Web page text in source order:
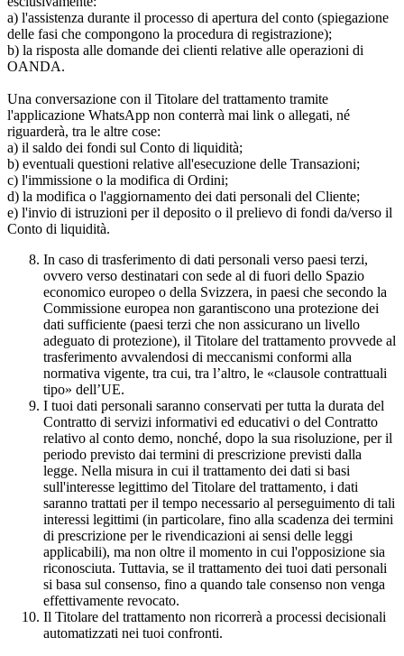
a) l'assistenza durante il processo di apertura del conto (spiegazione
delle fasi che compongono la procedura di registrazione);
b) la risposta alle domande dei clienti relative alle operazioni di
OANDA.
Una conversazione con il Titolare del trattamento tramite
l'applicazione WhatsApp non conterrà mai link o allegati, né
riguarderà, tra le altre cose:
a) il saldo dei fondi sul Conto di liquidità;
b) eventuali questioni relative all'esecuzione delle Transazioni;
c) l'immissione o la modifica di Ordini;
d) la modifica o l'aggiornamento dei dati personali del Cliente;
e) l'invio di istruzioni per il deposito o il prelievo di fondi da/verso il
Conto di liquidità.
In caso di trasferimento di dati personali verso paesi terzi,
ovvero verso destinatari con sede al di fuori dello Spazio
economico europeo o della Svizzera, in paesi che secondo la
Commissione europea non garantiscono una protezione dei
dati sufficiente (paesi terzi che non assicurano un livello
adeguato di protezione), il Titolare del trattamento provvede al
trasferimento avvalendosi di meccanismi conformi alla
normativa vigente, tra cui, tra l’altro, le «clausole contrattuali
tipo» dell’UE.
I tuoi dati personali saranno conservati per tutta la durata del
Contratto di servizi informativi ed educativi o del Contratto
relativo al conto demo, nonché, dopo la sua risoluzione, per il
periodo previsto dai termini di prescrizione previsti dalla
legge. Nella misura in cui il trattamento dei dati si basi
sull'interesse legittimo del Titolare del trattamento, i dati
saranno trattati per il tempo necessario al perseguimento di tali
interessi legittimi (in particolare, fino alla scadenza dei termini
di prescrizione per le rivendicazioni ai sensi delle leggi
applicabili), ma non oltre il momento in cui l'opposizione sia
riconosciuta. Tuttavia, se il trattamento dei tuoi dati personali
si basa sul consenso, fino a quando tale consenso non venga
effettivamente revocato.
Il Titolare del trattamento non ricorrerà a processi decisionali
automatizzati nei tuoi confronti.